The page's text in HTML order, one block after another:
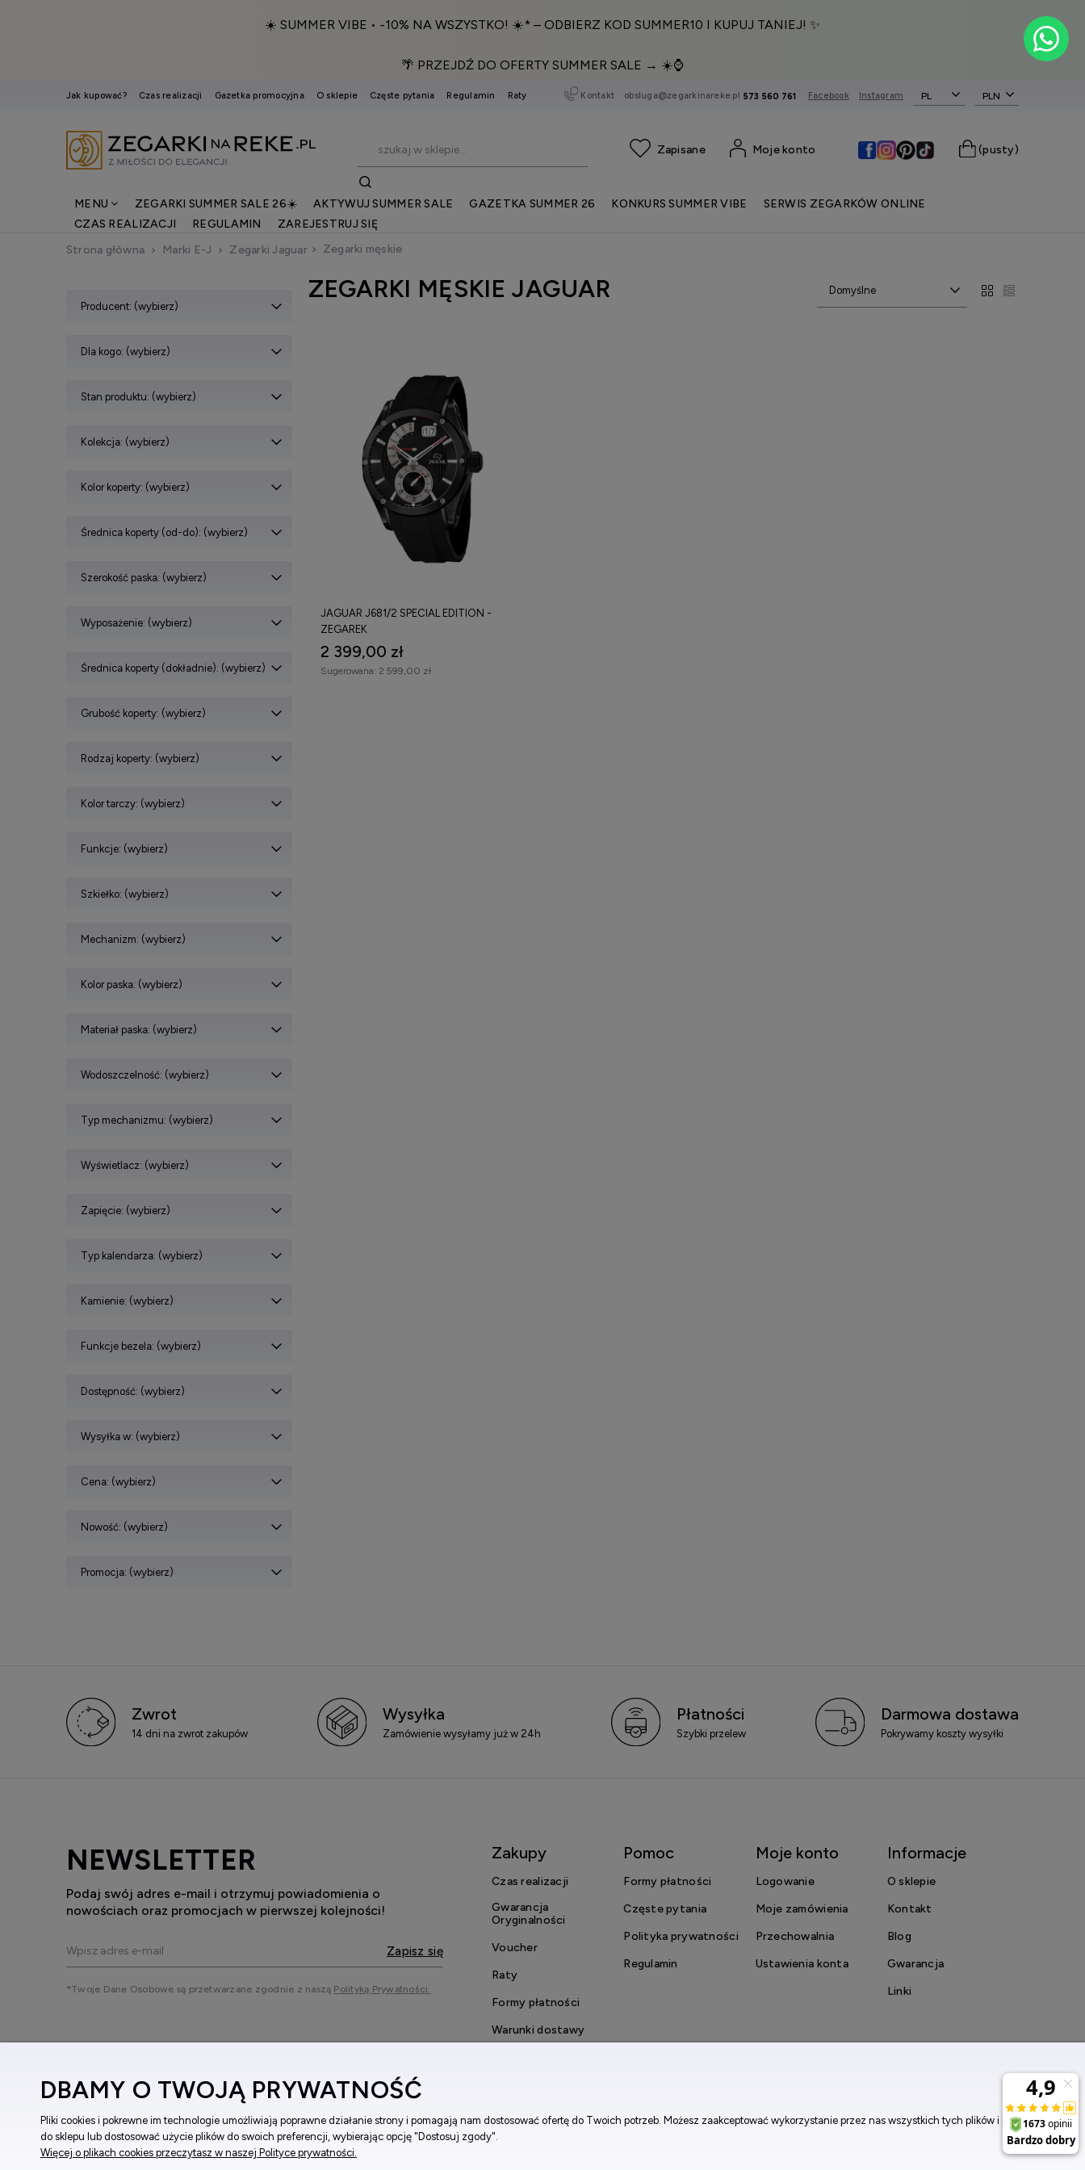
☀️ SUMMER VIBE • -10% NA WSZYSTKO! ☀️* – ODBIERZ KOD SUMMER10 I KUPUJ TANIEJ! ✨
🌴 PRZEJDŹ DO OFERTY SUMMER SALE → ☀️⌚️
Jak kupować? Czas realizacji Gazetka promocyjna O sklepie Częste pytania Regulamin Raty Kontakt obsluga@zegarkinareke.pl 573 560 761 Facebook Instagram PL
(pusty)
Moje konto
MENU ZEGARKI SUMMER SALE 26☀️ AKTYWUJ SUMMER SALE GAZETKA SUMMER 26 KONKURS SUMMER VIBE
SERWIS ZEGARKÓW ONLINE
CZAS REALIZACJI
REGULAMIN
ZAREJESTRUJ SIĘ
Strona główna
Marki E-J Zegarki Jaguar Zegarki męskie
Producent: (wybierz)
Dla kogo: (wybierz)
Stan produktu: (wybierz)
Kolekcja: (wybierz)
Kolor koperty: (wybierz)
Średnica koperty (od-do): (wybierz)
Szerokość paska: (wybierz)
Wyposażenie: (wybierz)
Średnica koperty (dokładnie): (wybierz)
Grubość koperty: (wybierz)
Rodzaj koperty: (wybierz)
Kolor tarczy: (wybierz)
Funkcje: (wybierz)
Szkiełko: (wybierz)
Mechanizm: (wybierz)
Kolor paska: (wybierz)
Materiał paska: (wybierz)
Wodoszczelność: (wybierz)
Typ mechanizmu: (wybierz)
Wyświetlacz: (wybierz)
Zapięcie: (wybierz)
Typ kalendarza: (wybierz)
Kamienie: (wybierz)
Funkcje bezela: (wybierz)
Dostępność: (wybierz)
Wysyłka w: (wybierz)
Cena: (wybierz)
Nowość: (wybierz)
Promocja: (wybierz)
ZEGARKI MĘSKIE JAGUAR
JAGUAR J681/2 SPECIAL EDITION -
ZEGAREK
2 399,00 zł
Sugerowana: 2 599,00 zł
Zwrot
14 dni na zwrot zakupów
Wysyłka
Zamówienie wysyłamy już w 24h
Płatności
Szybki przelew
Darmowa dostawa
Pokrywamy koszty wysyłki
NEWSLETTER
Podaj swój adres e-mail i otrzymuj powiadomienia o
nowościach oraz promocjach w pierwszej kolejności!
Zapisz się
*Twoje Dane Osobowe są przetwarzane zgodnie z naszą Polityką Prywatności.
Zakupy
Czas realizacji
Gwarancja
Oryginalności
Voucher
Raty
Formy płatności
Warunki dostawy
Pomoc
Formy płatności
Częste pytania
Polityka prywatności
Regulamin
Moje konto
Logowanie
Moje zamówienia
Przechowalnia
Ustawienia konta
Informacje
O sklepie
Kontakt
Blog
Gwarancja
Linki
DBAMY O TWOJĄ PRYWATNOŚĆ
Pliki cookies i pokrewne im technologie umożliwiają poprawne działanie strony i pomagają nam dostosować ofertę do Twoich potrzeb. Możesz zaakceptować wykorzystanie przez nas wszystkich tych plików i przejść
do sklepu lub dostosować użycie plików do swoich preferencji, wybierając opcję "Dostosuj zgody".
Więcej o plikach cookies przeczytasz w naszej Polityce prywatności.